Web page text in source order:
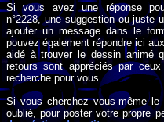
Si vous avez une réponse
n°2228, une suggestion ou juste
ajouter un message dans le
pouvez également répondre ici
aidé à trouver le dessin animé
retours sont appréciés par
recherche pour vous.
Si vous cherchez vous-même
oublié, pour poster votre propre